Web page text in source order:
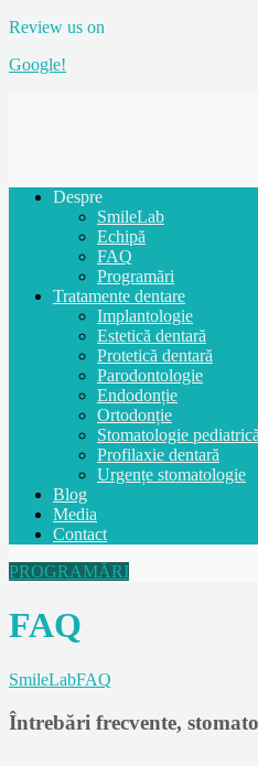
Review us on
Google!
Despre
SmileLab
Echipă
FAQ
Programări
Tratamente dentare
Implantologie
Estetică dentară
Protetică dentară
Parodontologie
Endodonție
Ortodonție
Stomatologie pediatrică
Profilaxie dentară
Urgențe stomatologie
Blog
Media
Contact
PROGRAMĂRI
FAQ
SmileLabFAQ
Întrebări frecvente,